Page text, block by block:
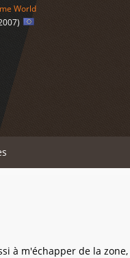
World
à m'échapper de la